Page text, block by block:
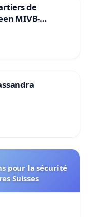
de
MIVB-
en Het
pour la sécurité
Suisses